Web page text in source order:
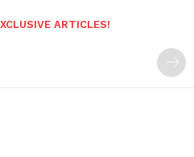
ARTICLES!